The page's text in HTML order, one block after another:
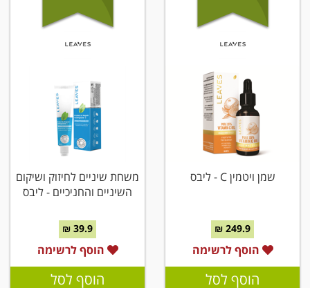
שמן ויטמין C - ליבס
249.9 ₪
הוסף לרשימה
הוסף לסל
משחת שיניים לחיזוק ושיקום
השיניים והחניכיים - ליבס
39.9 ₪
הוסף לרשימה
הוסף לסל